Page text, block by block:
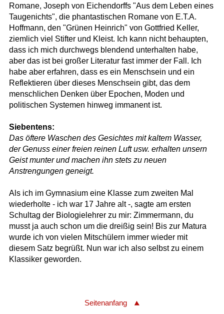
Romane, Joseph von Eichendorffs "Aus dem Leben eines
Taugenichts", die phantastischen Romane von E.T.A.
Hoffmann, den "Grünen Heinrich" von Gottfried Keller,
ziemlich viel Stifter und Kleist. Ich kann nicht behaupten,
dass ich mich durchwegs blendend unterhalten habe,
aber das ist bei großer Literatur fast immer der Fall. Ich
habe aber erfahren, dass es ein Menschsein und ein
Reflektieren über dieses Menschsein gibt, das dem
menschlichen Denken über Epochen, Moden und
politischen Systemen hinweg immanent ist.
Siebentens:
Das öftere Waschen des Gesichtes mit kaltem Wasser,
der Genuss einer freien reinen Luft usw. erhalten unsern
Geist munter und machen ihn stets zu neuen
Anstrengungen geneigt.
Als ich im Gymnasium eine Klasse zum zweiten Mal
wiederholte - ich war 17 Jahre alt -, sagte am ersten
Schultag der Biologielehrer zu mir: Zimmermann, du
musst ja auch schon um die dreißig sein! Bis zur Matura
wurde ich von vielen Mitschülern immer wieder mit
diesem Satz begrüßt. Nun war ich also selbst zu einem
Klassiker geworden.
Seitenanfang